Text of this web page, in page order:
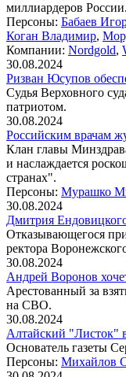
миллиардеров России.
Персоны: Бабаев
Коган Владимир,
Компании: Nordgold,
30.08.2024
Ризван Юсупов
Судья Верховного
патриотом.
30.08.2024
Российским врачам
Клан главы
и наслаждается
странах".
Персоны: Мурашко
30.08.2024
Дмитрия
Отказывающегося
ректора
30.08.2024
Андрей Воронов
Арестованный за
на СВО.
30.08.2024
Алтайский "Листок"
Основатель газеты
Персоны: Михайлов